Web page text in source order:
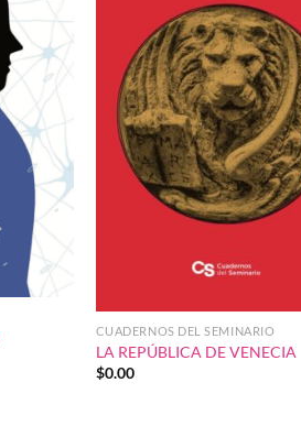
CUADERNOS DEL SEMINARIO
LA REPÚBLICA DE VENECIA
$0.00